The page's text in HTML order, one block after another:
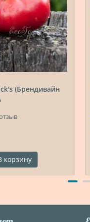
(Брендивайн
корзину